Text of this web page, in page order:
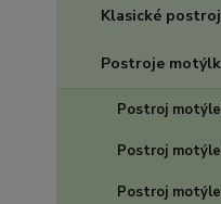
Klasické
Postroje
Postroj
Postroj
Postroj